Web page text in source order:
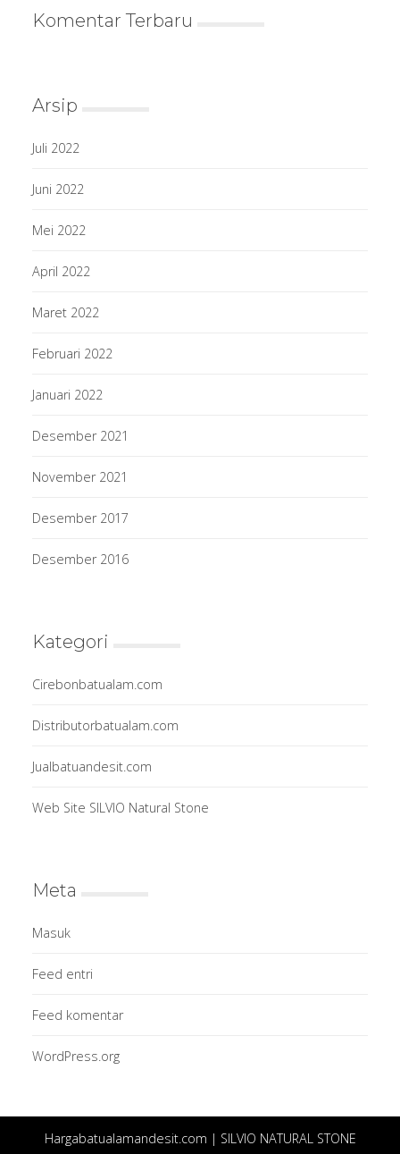
Komentar Terbaru
Arsip
Juli 2022
Juni 2022
Mei 2022
April 2022
Maret 2022
Februari 2022
Januari 2022
Desember 2021
November 2021
Desember 2017
Desember 2016
Kategori
Cirebonbatualam.com
Distributorbatualam.com
Jualbatuandesit.com
Web Site SILVIO Natural Stone
Meta
Masuk
Feed entri
Feed komentar
WordPress.org
Hargabatualamandesit.com | SILVIO NATURAL STONE